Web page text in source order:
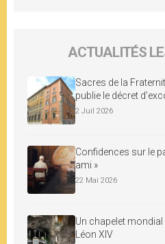
ACTUALITÉS
Sacres de la
publie le décret
2 Juil 2026
Confidences sur le
ami »
22 Mai 2026
Un chapelet
Léon XIV